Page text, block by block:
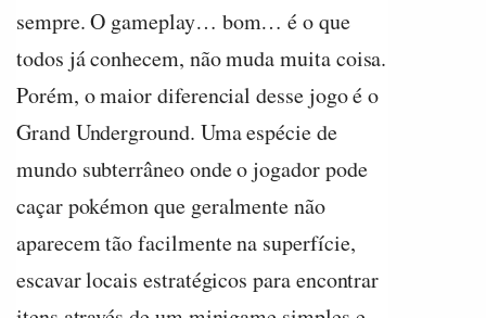
sempre. O gameplay… bom… é o que
todos já conhecem, não muda muita coisa.
Porém, o maior diferencial desse jogo é o
Grand Underground. Uma espécie de
mundo subterrâneo onde o jogador pode
caçar pokémon que geralmente não
aparecem tão facilmente na superfície,
escavar locais estratégicos para encontrar